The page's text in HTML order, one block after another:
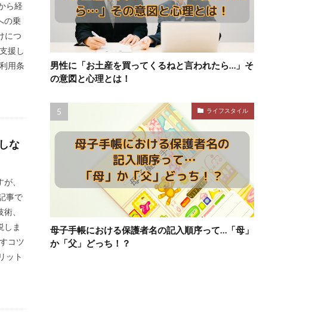
ら経
の乗
につ
援し
用条
な
、
事で
、
しま
コツ
ット
男性に「お土産を買ってくるねと言われたら…」そ
の意図と心理とは！
ライフスタイル
母子手帳における保護者名の記入順序って…「母」
か「父」どっち！？